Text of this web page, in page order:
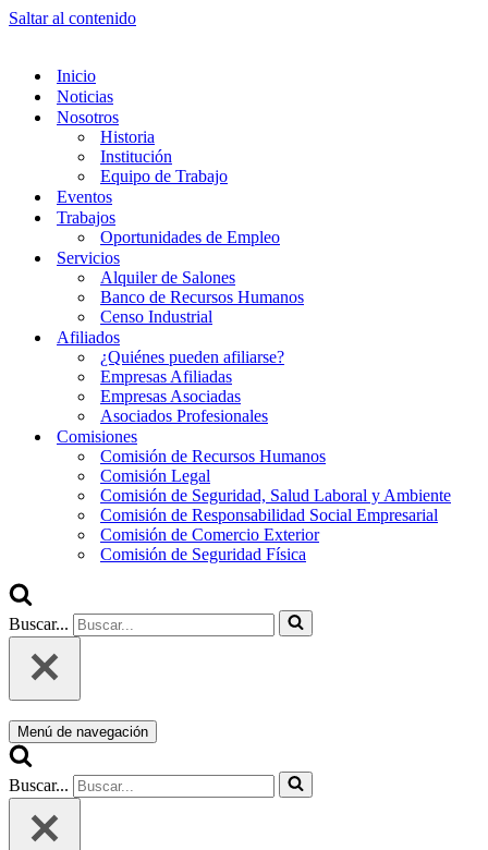
Saltar al contenido
Inicio
Noticias
Nosotros
Historia
Institución
Equipo de Trabajo
Eventos
Trabajos
Oportunidades de Empleo
Servicios
Alquiler de Salones
Banco de Recursos Humanos
Censo Industrial
Afiliados
¿Quiénes pueden afiliarse?
Empresas Afiliadas
Empresas Asociadas
Asociados Profesionales
Comisiones
Comisión de Recursos Humanos
Comisión Legal
Comisión de Seguridad, Salud Laboral y Ambiente
Comisión de Responsabilidad Social Empresarial
Comisión de Comercio Exterior
Comisión de Seguridad Física
Buscar...
Menú de navegación
Buscar...